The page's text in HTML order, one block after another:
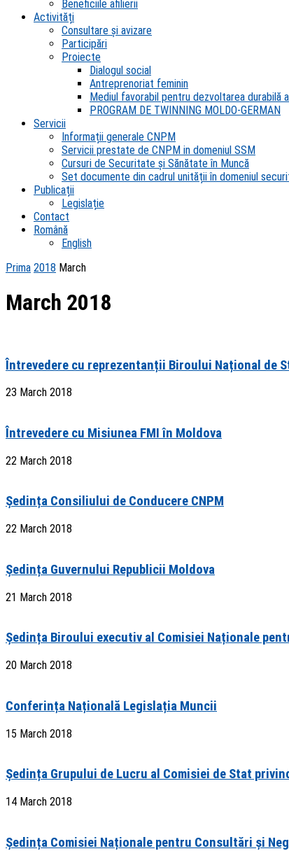
Beneficiile afilierii
Activități
Consultare și avizare
Participări
Proiecte
Dialogul social
Antreprenoriat feminin
Mediul favorabil pentru dezvoltarea durabilă
PROGRAM DE TWINNING MOLDO-GERMAN
Servicii
Informații generale CNPM
Servicii prestate de CNPM in domeniul SSM
Cursuri de Securitate și Sănătate în Muncă
Set documente din cadrul unității în domeniul
Publicații
Legislație
Contact
Română
English
Prima 2018 March
March 2018
Întrevedere cu reprezentanții Biroului Național de
23 March 2018
Întrevedere cu Misiunea FMI în Moldova
22 March 2018
Ședința Consiliului de Conducere CNPM
22 March 2018
Ședința Guvernului Republicii Moldova
21 March 2018
Ședința Biroului executiv al Comisiei Naționale
20 March 2018
Conferința Națională Legislația Muncii
15 March 2018
Ședința Grupului de Lucru al Comisiei de Stat
14 March 2018
Ședința Comisiei Naționale pentru Consultări și